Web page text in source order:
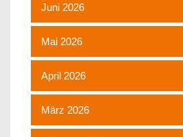
Juni 2026
Mai 2026
April 2026
März 2026